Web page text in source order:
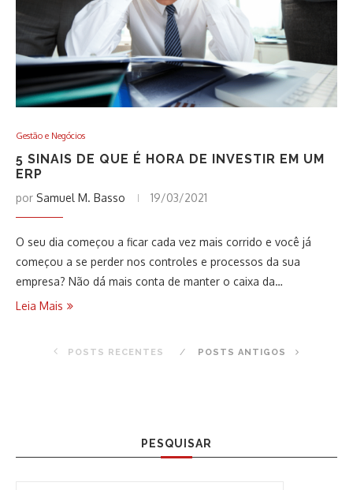
Gestão e Negócios
5 SINAIS DE QUE É HORA DE INVESTIR EM UM
ERP
por Samuel M. Basso 19/03/2021
O seu dia começou a ficar cada vez mais corrido e você já
começou a se perder nos controles e processos da sua
empresa? Não dá mais conta de manter o caixa da…
Leia Mais
POSTS RECENTES POSTS ANTIGOS
PESQUISAR